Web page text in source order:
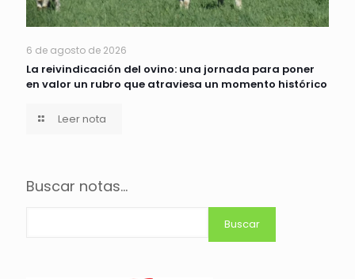
6 de agosto de 2026
La reivindicación del ovino: una jornada para poner
en valor un rubro que atraviesa un momento histórico
Leer nota
Buscar notas...
Buscar